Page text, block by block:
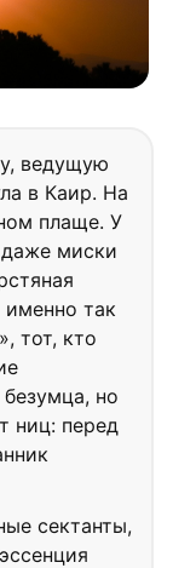
ведущую
в Каир. На
плаще. У
даже миски
так
тот, кто
но
ниц: перед
сектанты,